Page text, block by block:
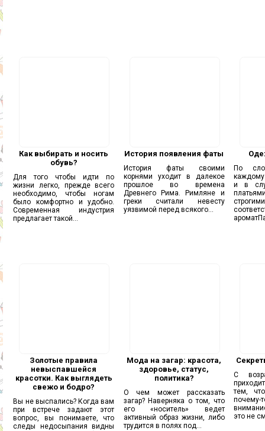
Как выбирать и носить
обувь?
Для того чтобы идти по
жизни легко, прежде всего
необходимо, чтобы ногам
было комфортно и удобно.
Современная индустрия
предлагает такой...
История появления фаты
История фаты своими
корнями уходит в далекое
прошлое во времена
Древнего Рима. Римляне и
греки считали невесту
уязвимой перед всякого...
По
каждому
и в
Золотые правила
невыспавшейся
красотки. Как выглядеть
свежо и бодро?
Вы не выспались? Когда вам
при встрече задают этот
вопрос, вы понимаете, что
следы недосыпания видны
Мода на загар: красота,
здоровье, статус,
политика?
О чем может рассказать
загар? Наверняка о том, что
его «носитель» ведет
активный образ жизни, либо
трудится в полях под...
С
тем,
это не